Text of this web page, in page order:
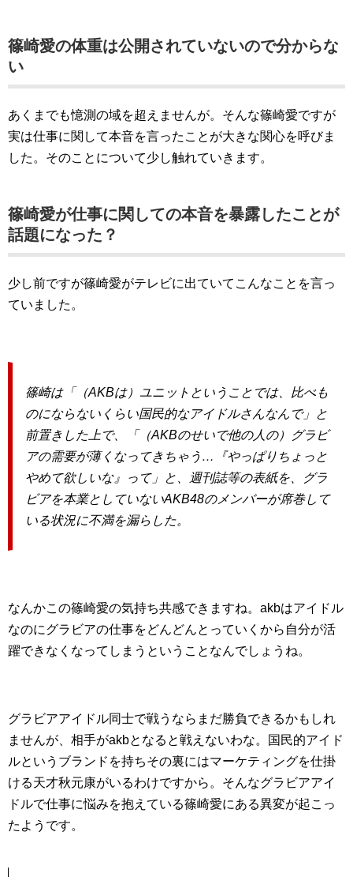
篠崎愛の体重は公開されていないので分からな
い
あくまでも憶測の域を超えませんが。そんな篠崎愛ですが
実は仕事に関して本音を言ったことが大きな関心を呼びま
した。そのことについて少し触れていきます。
篠崎愛が仕事に関しての本音を暴露したことが
話題になった？
少し前ですが篠崎愛がテレビに出ていてこんなことを言っ
ていました。
篠崎は「（AKBは）ユニットということでは、比べも
のにならないくらい国民的なアイドルさんなんで」と
前置きした上で、「（AKBのせいで他の人の）グラビ
アの需要が薄くなってきちゃう…『やっぱりちょっと
やめて欲しいな』って」と、週刊誌等の表紙を、グラ
ビアを本業としていないAKB48のメンバーが席巻して
いる状況に不満を漏らした。
なんかこの篠崎愛の気持ち共感できますね。akbはアイドル
なのにグラビアの仕事をどんどんとっていくから自分が活
躍できなくなってしまうということなんでしょうね。
グラビアアイドル同士で戦うならまだ勝負できるかもしれ
ませんが、相手がakbとなると戦えないわな。国民的アイド
ルというブランドを持ちその裏にはマーケティングを仕掛
ける天才秋元康がいるわけですから。そんなグラビアアイ
ドルで仕事に悩みを抱えている篠崎愛にある異変が起こっ
たようです。